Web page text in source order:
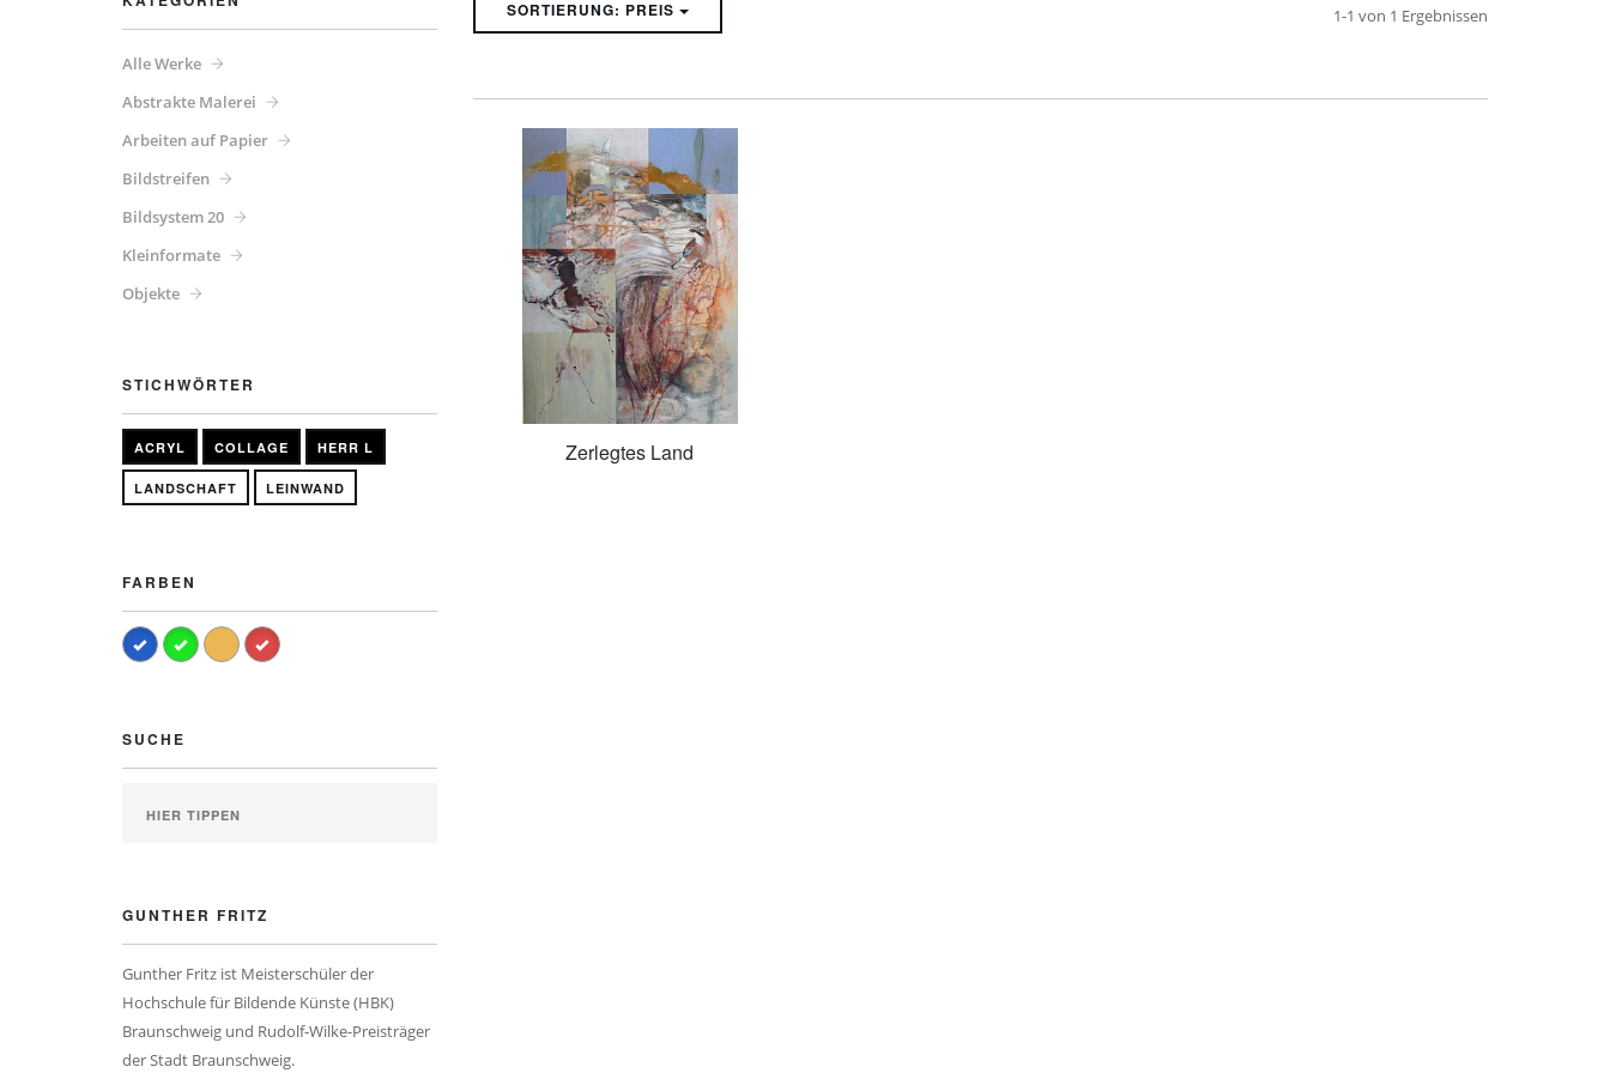
SORTIERUNG: PREIS 1-1 von 1 Ergebnissen
Zerlegtes Land
Alle Werke
Abstrakte Malerei
Arbeiten auf Papier
Bildstreifen
Bildsystem 20
Kleinformate
Objekte
STICHWÖRTER
ACRYL COLLAGE HERR L
LANDSCHAFT LEINWAND
FARBEN
SUCHE
GUNTHER FRITZ
Gunther Fritz ist Meisterschüler der
Hochschule für Bildende Künste (HBK)
Braunschweig und Rudolf-Wilke-Preisträger
der Stadt Braunschweig.